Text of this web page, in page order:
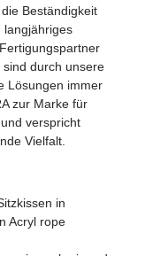
Beständigkeit
langjähriges
durch unsere
Lösungen immer
zur Marke für
verspricht
Vielfalt.
in
Acryl rope